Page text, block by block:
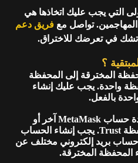
التي يجب عليك اتخاذها هي
المهاجمين. تواصل مع فريق دعم
تشك في تعرضك للاختراق.
؟
المخترقة إلى المحفظة
واحدة. يجب عليك إنشاء
بالفعل.
يمكن أن تكون المحفظة الجديدة حساب MetaMask آخر أو
محفظة مختلفة تماماً مثل محفظة Trust. يجب إنشاء الحساب
حساب بريد إلكتروني مختلف عن
المحفظة المخترقة.